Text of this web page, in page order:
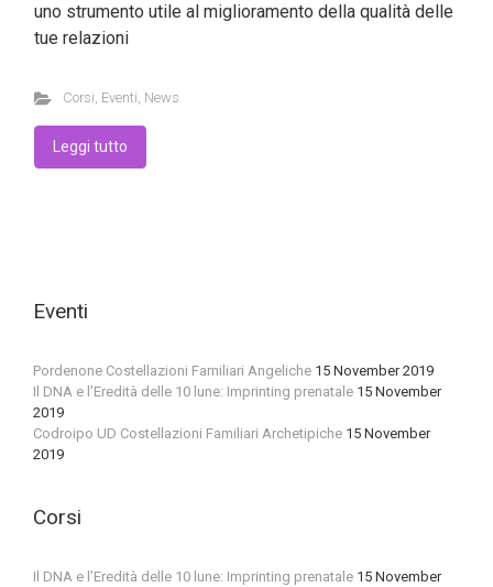
uno strumento utile al miglioramento della qualità delle
tue relazioni
Corsi, Eventi, News
Leggi tutto
Eventi
Pordenone Costellazioni Familiari Angeliche 15 November 2019
Il DNA e l’Eredità delle 10 lune: Imprinting prenatale 15 November
2019
Codroipo UD Costellazioni Familiari Archetipiche 15 November
2019
Corsi
Il DNA e l’Eredità delle 10 lune: Imprinting prenatale 15 November